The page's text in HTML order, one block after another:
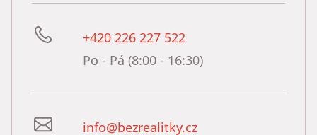
+420 226 227 522
Po - Pá (8:00 - 16:30)
info@bezrealitky.cz